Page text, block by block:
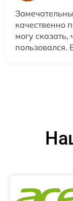
качественно
могу сказать,
пользовался.